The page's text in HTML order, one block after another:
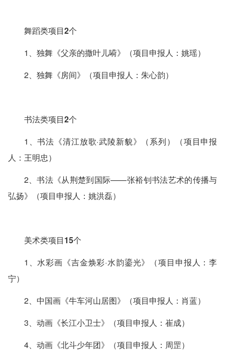
舞蹈类项目2个
1、独舞《父亲的撒叶儿嗬》（项目申报人：姚瑶）
2、独舞《房间》（项目申报人：朱心韵）
书法类项目2个
1、书法《清江放歌·武陵新貌》（系列）（项目申报
人：王明忠）
2、书法《从荆楚到国际——张裕钊书法艺术的传播与
弘扬》（项目申报人：姚洪磊）
美术类项目15个
1、水彩画《吉金焕彩·水韵鎏光》（项目申报人：李
宁）
2、中国画《牛车河山居图》（项目申报人：肖蓝）
3、动画《长江小卫士》（项目申报人：崔成）
4、动画《北斗少年团》（项目申报人：周罡）